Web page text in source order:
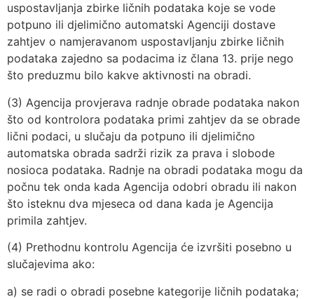
uspostavljanja zbirke ličnih podataka koje se vode
potpuno ili djelimično automatski Agenciji dostave
zahtjev o namjeravanom uspostavljanju zbirke ličnih
podataka zajedno sa podacima iz člana 13. prije nego
što preduzmu bilo kakve aktivnosti na obradi.
(3) Agencija provjerava radnje obrade podataka nakon
što od kontrolora podataka primi zahtjev da se obrade
lični podaci, u slučaju da potpuno ili djelimično
automatska obrada sadrži rizik za prava i slobode
nosioca podataka. Radnje na obradi podataka mogu da
počnu tek onda kada Agencija odobri obradu ili nakon
što isteknu dva mjeseca od dana kada je Agencija
primila zahtjev.
(4) Prethodnu kontrolu Agencija će izvršiti posebno u
slučajevima ako:
a) se radi o obradi posebne kategorije ličnih podataka;